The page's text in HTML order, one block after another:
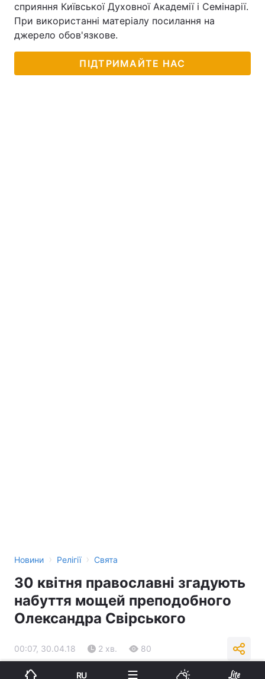
сприяння Київської Духовної Академії і Семінарії.
При використанні матеріалу посилання на
джерело обов'язкове.
ПІДТРИМАЙТЕ НАС
Новини › Релігії › Свята
30 квітня православні згадують
набуття мощей преподобного
Олександра Свірського
00:07, 30.04.18 2 хв. 80
RU